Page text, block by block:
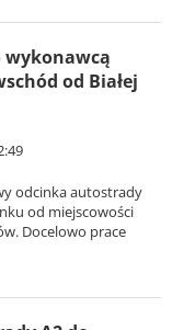
wykonawcą
od Białej
odcinka autostrady
od miejscowości
Docelowo prace